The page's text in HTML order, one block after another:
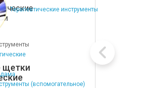
Терапевтические инструменты
(вспомогательное)
щетки